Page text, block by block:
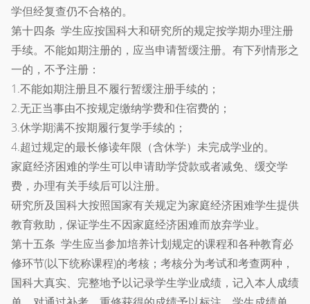
学但经复查仍不合格的。
第十四条 学生应按国科大和研究所的规定按学期办理注册
手续。不能如期注册的，应当申请暂缓注册。有下列情形之
一的，不予注册：
1.不能如期注册且不履行暂缓注册手续的；
2.无正当事由不按规定缴纳学费和住宿费的；
3.休学期满不按期履行复学手续的；
4.超过规定的最长修读年限（含休学）未完成学业的。
家庭经济困难的学生可以申请助学贷款或者减免、缓交学
费，办理有关手续后可以注册。
研究所及国科大按照国家有关规定为家庭经济困难学生提供
教育救助，保证学生不因家庭经济困难而放弃学业。
第十五条 学生应当参加培养计划规定的课程和各种教育必
修环节(以下统称课程)的考核；考核分为考试和考查两种，
国科大真实、完整地予以记录学生学业成绩，记入本人成绩